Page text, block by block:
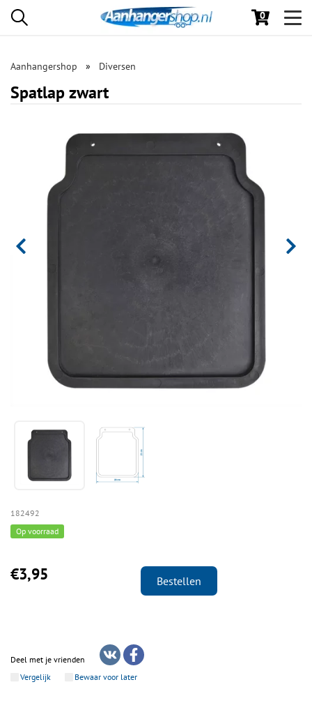
0
Aanhangershop Diversen
Spatlap zwart
182492
Op voorraad
€3,95 Bestellen
Deel met je vrienden
Vergelijk
Bewaar voor later